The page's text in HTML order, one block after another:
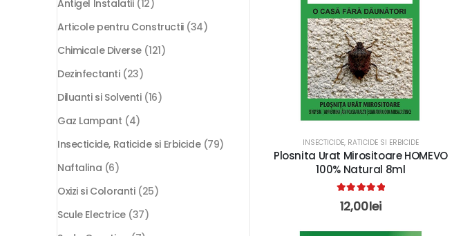
INSECTICIDE, RATICIDE SI ERBICIDE
Plosnita Urat Mirositoare HOMEVO
100% Natural 8ml
out of 5
12,00lei
Antigel Instalatii (12)
Articole pentru Constructii (34)
Chimicale Diverse (121)
Dezinfectanti (23)
Diluanti si Solventi (16)
Gaz Lampant (4)
Insecticide, Raticide si Erbicide (79)
Naftalina (6)
Oxizi si Coloranti (25)
Scule Electrice (37)